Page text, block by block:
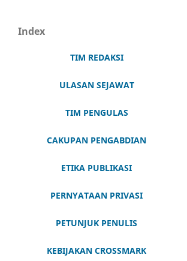
Index
TIM REDAKSI
ULASAN SEJAWAT
TIM PENGULAS
CAKUPAN PENGABDIAN
ETIKA PUBLIKASI
PERNYATAAN PRIVASI
PETUNJUK PENULIS
KEBIJAKAN CROSSMARK